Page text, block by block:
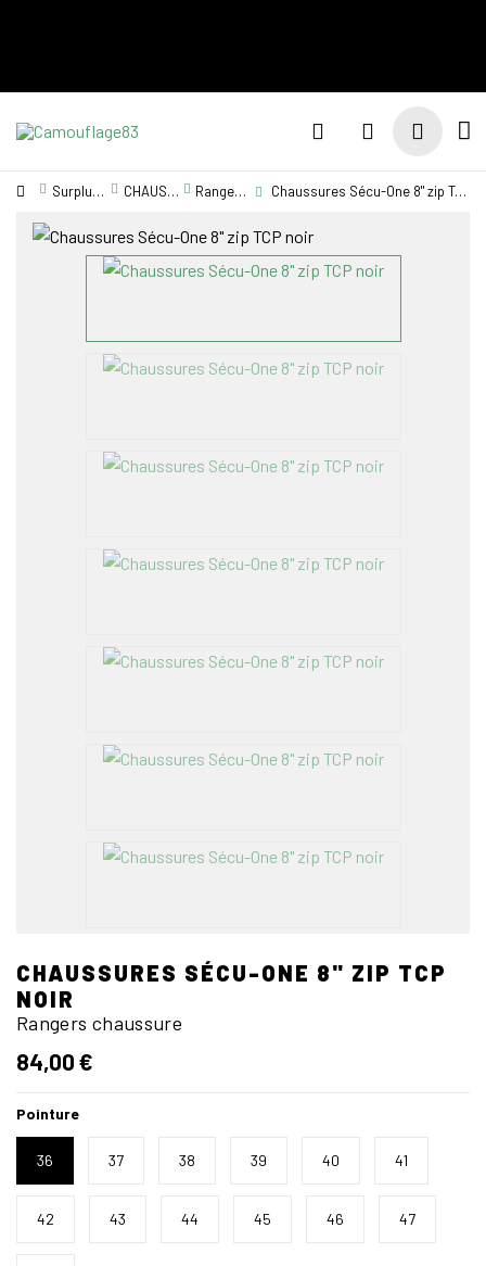
Surplus Militaire CHAUSSURE / RANGERS Rangers chaussure Chaussures Sécu-One 8" zip TCP noir
CHAUSSURES SÉCU-ONE 8" ZIP TCP
NOIR
Rangers chaussure
84,00 €
Pointure
36 37 38 39 40 41
42 43 44 45 46 47